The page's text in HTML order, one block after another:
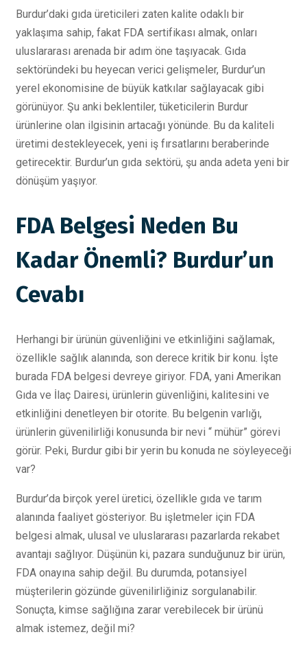
Burdur’daki gıda üreticileri zaten kalite odaklı bir
yaklaşıma sahip, fakat FDA sertifikası almak, onları
uluslararası arenada bir adım öne taşıyacak. Gıda
sektöründeki bu heyecan verici gelişmeler, Burdur’un
yerel ekonomisine de büyük katkılar sağlayacak gibi
görünüyor. Şu anki beklentiler, tüketicilerin Burdur
ürünlerine olan ilgisinin artacağı yönünde. Bu da kaliteli
üretimi destekleyecek, yeni iş fırsatlarını beraberinde
getirecektir. Burdur’un gıda sektörü, şu anda adeta yeni bir
dönüşüm yaşıyor.
FDA Belgesi Neden Bu
Kadar Önemli? Burdur’un
Cevabı
Herhangi bir ürünün güvenliğini ve etkinliğini sağlamak,
özellikle sağlık alanında, son derece kritik bir konu. İşte
burada FDA belgesi devreye giriyor. FDA, yani Amerikan
Gıda ve İlaç Dairesi, ürünlerin güvenliğini, kalitesini ve
etkinliğini denetleyen bir otorite. Bu belgenin varlığı,
ürünlerin güvenilirliği konusunda bir nevi “ mühür” görevi
görür. Peki, Burdur gibi bir yerin bu konuda ne söyleyeceği
var?
Burdur’da birçok yerel üretici, özellikle gıda ve tarım
alanında faaliyet gösteriyor. Bu işletmeler için FDA
belgesi almak, ulusal ve uluslararası pazarlarda rekabet
avantajı sağlıyor. Düşünün ki, pazara sunduğunuz bir ürün,
FDA onayına sahip değil. Bu durumda, potansiyel
müşterilerin gözünde güvenilirliğiniz sorgulanabilir.
Sonuçta, kimse sağlığına zarar verebilecek bir ürünü
almak istemez, değil mi?